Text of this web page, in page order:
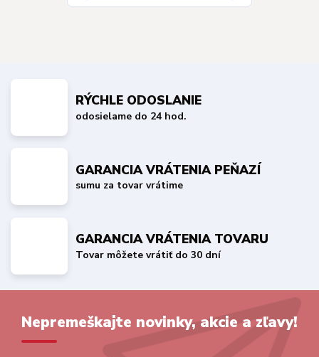
RÝCHLE ODOSLANIE
odosielame do 24 hod.
GARANCIA VRÁTENIA PEŇAZÍ
sumu za tovar vrátime
GARANCIA VRÁTENIA TOVARU
Tovar môžete vrátiť do 30 dní
Nepremeškajte novinky, akcie a zľavy!